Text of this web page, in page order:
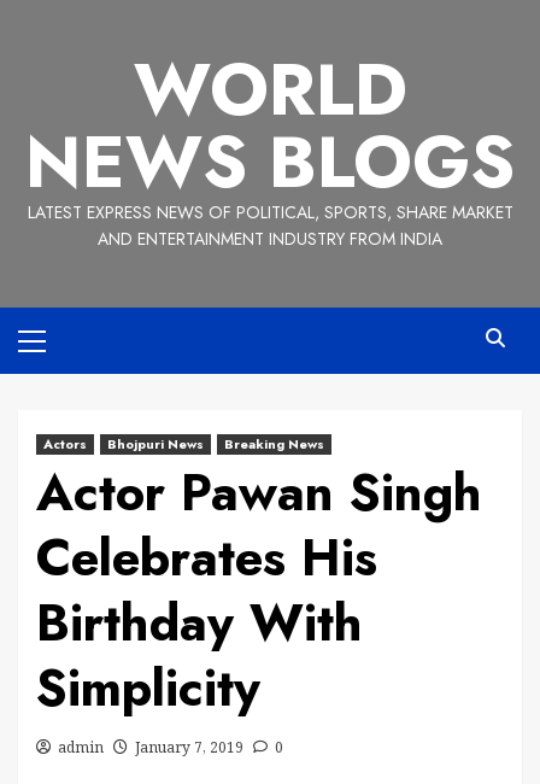
WORLD
NEWS BLOGS
LATEST EXPRESS NEWS OF POLITICAL, SPORTS, SHARE MARKET
AND ENTERTAINMENT INDUSTRY FROM INDIA
Menu
Actors Bhojpuri News Breaking News
Actor Pawan Singh
Celebrates His
Birthday With
Simplicity
admin January 7, 2019 0